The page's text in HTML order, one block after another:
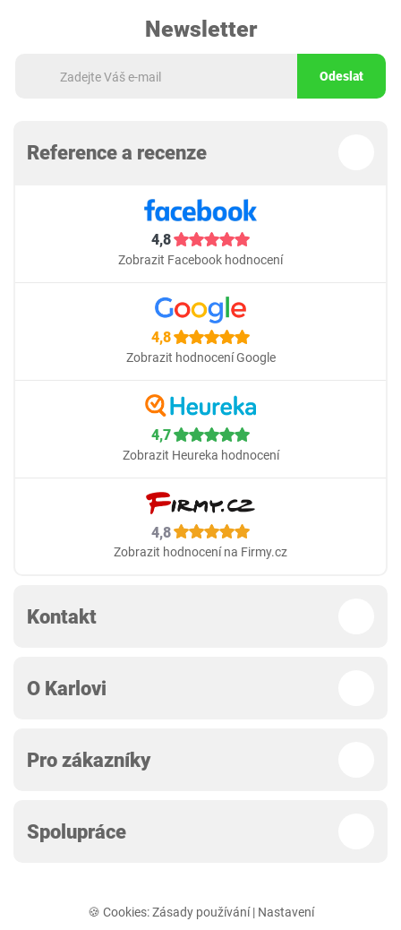
Newsletter
Odeslat
Reference a recenze
4,8
Zobrazit Facebook hodnocení
4,8
Zobrazit hodnocení Google
4,7
Zobrazit Heureka hodnocení
4,8
Zobrazit hodnocení na Firmy.cz
Kontakt
O Karlovi
Pro zákazníky
Spolupráce
🍪 Cookies:Zásady používání| Nastavení